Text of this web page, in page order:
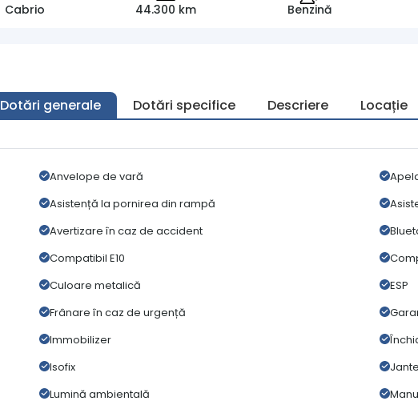
Cabrio 44.300 km Benzină
Dotări generale Dotări specifice Descriere Locație
Anvelope de vară
Asistență la pornirea din rampă
Avertizare în caz de accident
Compatibil E10
Culoare metalică
ESP
Frânare în caz de urgență
Immobilizer
Isofix
Lumină ambientală